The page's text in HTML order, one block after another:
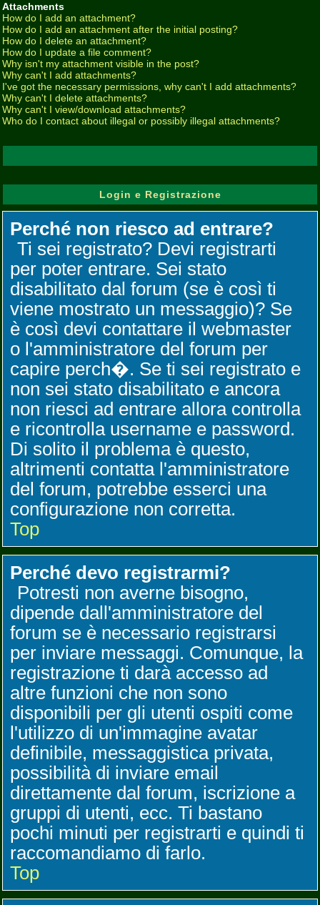
Attachments
How do I add an attachment?
How do I add an attachment after the initial posting?
How do I delete an attachment?
How do I update a file comment?
Why isn't my attachment visible in the post?
Why can't I add attachments?
I've got the necessary permissions, why can't I add attachments?
Why can't I delete attachments?
Why can't I view/download attachments?
Who do I contact about illegal or possibly illegal attachments?
Login e Registrazione
Perché non riesco ad entrare?
Ti sei registrato? Devi registrarti
per poter entrare. Sei stato
disabilitato dal forum (se è così ti
viene mostrato un messaggio)? Se
è così devi contattare il webmaster
o l'amministratore del forum per
capire perch�. Se ti sei registrato e
non sei stato disabilitato e ancora
non riesci ad entrare allora controlla
e ricontrolla username e password.
Di solito il problema è questo,
altrimenti contatta l'amministratore
del forum, potrebbe esserci una
configurazione non corretta.
Top
Perché devo registrarmi?
Potresti non averne bisogno,
dipende dall'amministratore del
forum se è necessario registrarsi
per inviare messaggi. Comunque, la
registrazione ti darà accesso ad
altre funzioni che non sono
disponibili per gli utenti ospiti come
l'utilizzo di un'immagine avatar
definibile, messaggistica privata,
possibilità di inviare email
direttamente dal forum, iscrizione a
gruppi di utenti, ecc. Ti bastano
pochi minuti per registrarti e quindi ti
raccomandiamo di farlo.
Top